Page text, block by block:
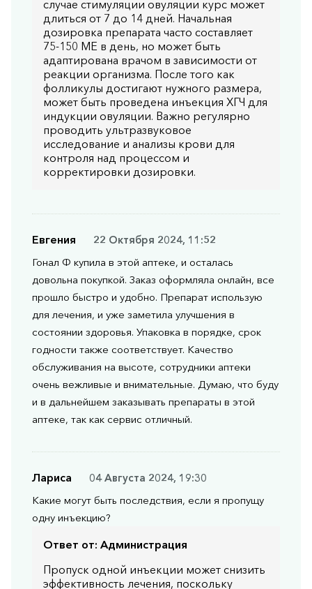
необходимость строго
индивидуализированного подхода и
медицинского контроля.
Стоимость и приобретение
Средняя цена препарата варьируется от 12900
до 14300 рублей.
Обратите внимание на наличие всех
необходимых компонентов для инъекций:
Итак, Гонал Ф 300 МЕ — это мощный инструмент
в руках опытного врача для лечения бесплодия,
но его введение требует четкого соблюдения
Как оформить заказ?
Вы можете заказать препарат с доставкой в
аптеку-партнёра в вашем городе. Для этого Вы
можете оформить бронирование на сайте или
заказать по телефону
с любого телефона по РФ)
случае стимуляции овуляции курс может
длиться от 7 до 14 дней. Начальная
дозировка препарата часто составляет
75-150 МЕ в день, но может быть
адаптирована врачом в зависимости от
реакции организма. После того как
фолликулы достигают нужного размера,
может быть проведена инъекция ХГЧ для
индукции овуляции. Важно регулярно
проводить ультразвуковое
исследование и анализы крови для
контроля над процессом и
корректировки дозировки.
Евгения
22 Октября 2024, 11:52
Гонал Ф купила в этой аптеке, и осталась
довольна покупкой. Заказ оформляла онлайн, все
прошло быстро и удобно. Препарат использую
для лечения, и уже заметила улучшения в
состоянии здоровья. Упаковка в порядке, срок
годности также соответствует. Качество
обслуживания на высоте, сотрудники аптеки
очень вежливые и внимательные. Думаю, что буду
и в дальнейшем заказывать препараты в этой
аптеке, так как сервис отличный.
Лариса
04 Августа 2024, 19:30
Какие могут быть последствия, если я пропущу
одну инъекцию?
Ответ от: Администрация
Пропуск одной инъекции может снизить
эффективность лечения, поскольку